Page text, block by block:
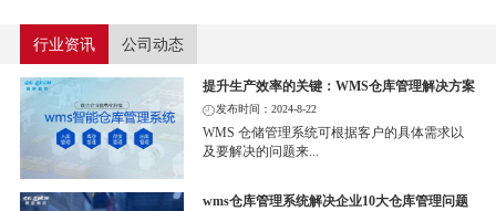
行业资讯 公司动态
提升生产效率的关键：WMS仓库管理解决方案
发布时间：2024-8-22
WMS 仓储管理系统可根据客户的具体需求以
及要解决的问题来...
wms仓库管理系统解决企业10大仓库管理问题